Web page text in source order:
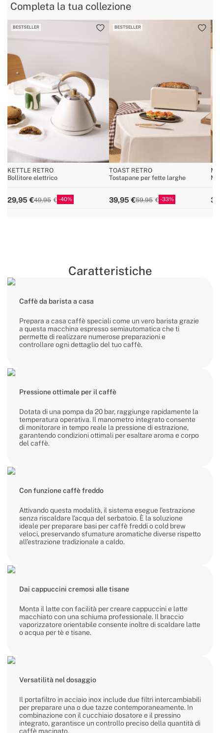
Completa la tua collezione
BESTSELLER
KETTLE RETRO
Bollitore elettrico
29,95 49,95 40
BESTSELLER
TOAST RETRO
Tostapane per fette larghe
39,95 59,95 33
Caratteristiche
Caffè da barista a casa
Prepara a casa caffè speciali come un vero barista grazie
a questa macchina espresso semiautomatica che ti
permette di realizzare numerose preparazioni e
controllare ogni dettaglio del tuo caffè.
Pressione ottimale per il caffè
Dotata di una pompa da 20 bar, raggiunge rapidamente la
temperatura operativa. Il manometro integrato consente
di monitorare in tempo reale la pressione di estrazione,
garantendo condizioni ottimali per esaltare aroma e corpo
del caffè.
Con funzione caffè freddo
Attivando questa modalità, il sistema esegue l’estrazione
senza riscaldare l’acqua del serbatoio. È la soluzione
ideale per preparare basi per caffè freddi o cold brew
veloci, preservando sfumature aromatiche diverse rispetto
all’estrazione tradizionale a caldo.
Dai cappuccini cremosi alle tisane
Monta il latte con facilità per creare cappuccini e latte
macchiato con una schiuma professionale. Il braccio
vaporizzatore orientabile consente inoltre di scaldare latte
o acqua per tè e tisane.
Versatilità nel dosaggio
Il portafiltro in acciaio inox include due filtri intercambiabili
per preparare una o due tazze contemporaneamente. In
combinazione con il cucchiaio dosatore e il pressino
integrato, garantisce un controllo preciso della quantità di
caffè macinato.